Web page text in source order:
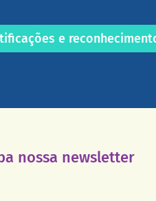
e
nossa newsletter